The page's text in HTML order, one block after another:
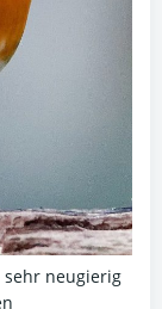
sehr neugierig